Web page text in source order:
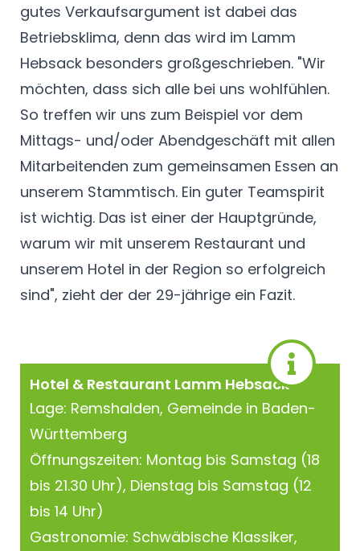
gutes Verkaufsargument ist dabei das
Betriebsklima, denn das wird im Lamm
Hebsack besonders großgeschrieben. "Wir
möchten, dass sich alle bei uns wohlfühlen.
So treffen wir uns zum Beispiel vor dem
Mittags- und/oder Abendgeschäft mit allen
Mitarbeitenden zum gemeinsamen Essen an
unserem Stammtisch. Ein guter Teamspirit
ist wichtig. Das ist einer der Hauptgründe,
warum wir mit unserem Restaurant und
unserem Hotel in der Region so erfolgreich
sind", zieht der der 29-jährige ein Fazit.
Lage: Remshalden, Gemeinde in Baden-
Württemberg
Öffnungszeiten: Montag bis Samstag (18
bis 21.30 Uhr), Dienstag bis Samstag (12
bis 14 Uhr)
Gastronomie: Schwäbische Klassiker,
Hotel & Restaurant Lamm Hebsack